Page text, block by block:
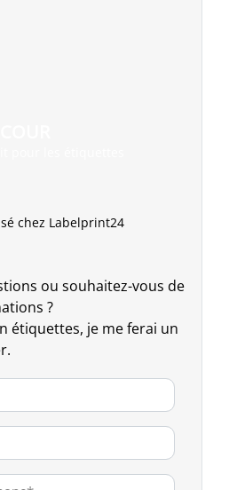
chez Labelprint24
ou souhaitez-vous de
?
étiquettes, je me ferai un